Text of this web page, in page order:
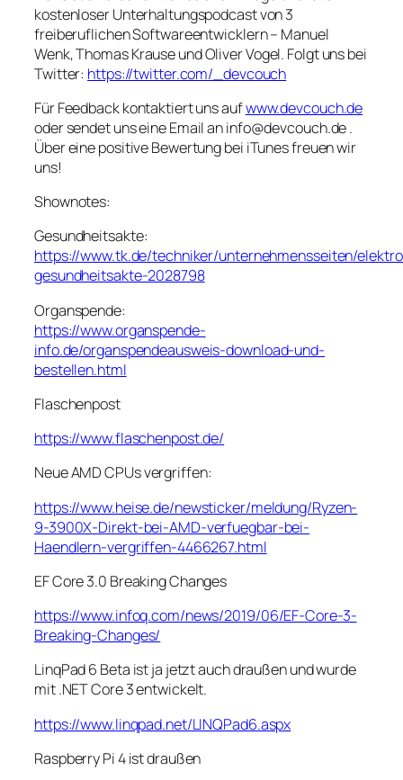
kostenloser Unterhaltungspodcast von 3
freiberuflichen Softwareentwicklern – Manuel
Wenk, Thomas Krause und Oliver Vogel. Folgt uns bei
Twitter: https://twitter.com/_devcouch
Für Feedback kontaktiert uns aufwww.devcouch.de
oder sendet uns eine Email an info@devcouch.de .
Über eine positive Bewertung bei iTunes freuen wir
uns!
Shownotes:
Gesundheitsakte:
https://www.tk.de/techniker/unternehmensseiten/
gesundheitsakte-2028798
Organspende:
https://www.organspende-
info.de/organspendeausweis-download-und-
bestellen.html
Flaschenpost
https://www.flaschenpost.de/
Neue AMD CPUs vergriffen:
https://www.heise.de/newsticker/meldung/Ryzen-
9-3900X-Direkt-bei-AMD-verfuegbar-bei-
Haendlern-vergriffen-4466267.html
EF Core 3.0 Breaking Changes
https://www.infoq.com/news/2019/06/EF-Core-3-
Breaking-Changes/
LinqPad 6 Beta ist ja jetzt auch draußen und wurde
mit .NET Core 3 entwickelt.
https://www.linqpad.net/LINQPad6.aspx
Raspberry Pi 4 ist draußen